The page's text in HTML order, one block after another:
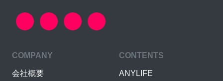
COMPANY
会社概要
CONTENTS
ANYLIFE